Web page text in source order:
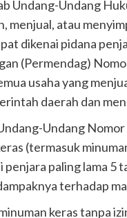
Undang-Undang
menjual, atau
dikenai pidana
(Permendag)
usaha yang
daerah dan
Undang
(termasuk
paling lama 5
terhadap
keras tanpa